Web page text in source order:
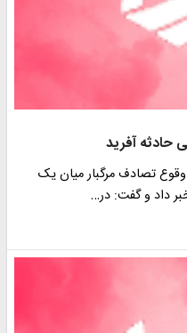
آفرید
تصادف مرگبار میان یک
داد و گفت: در…